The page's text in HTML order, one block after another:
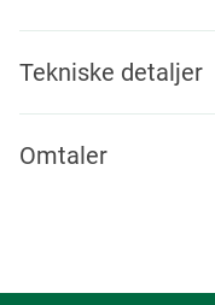
Tekniske detaljer
Omtaler